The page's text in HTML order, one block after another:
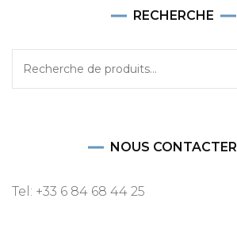
RECHERCHE
NOUS CONTACTER
Tel: +33 6 84 68 44 25